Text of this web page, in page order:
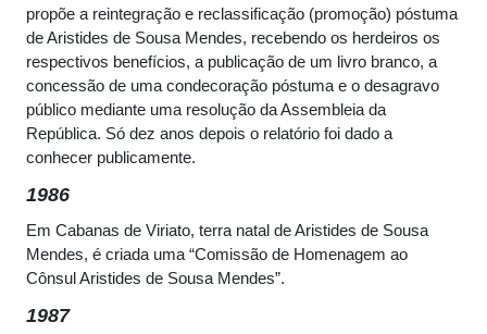
propõe a reintegração e reclassificação (promoção) póstuma
de Aristides de Sousa Mendes, recebendo os herdeiros os
respectivos benefícios, a publicação de um livro branco, a
concessão de uma condecoração póstuma e o desagravo
público mediante uma resolução da Assembleia da
República. Só dez anos depois o relatório foi dado a
conhecer publicamente.
1986
Em Cabanas de Viriato, terra natal de Aristides de Sousa
Mendes, é criada uma “Comissão de Homenagem ao
Cônsul Aristides de Sousa Mendes”.
1987